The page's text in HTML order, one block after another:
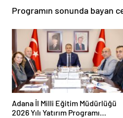
Programın sonunda bayan
Adana İl Milli Eğitim Müdürlüğü
2026 Yılı Yatırım Programı